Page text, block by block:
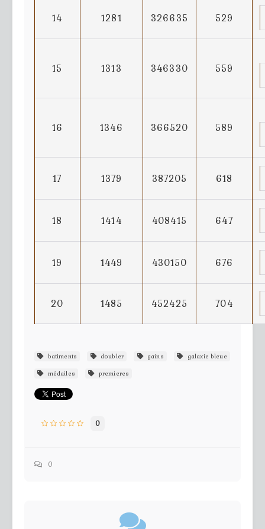
14 1281 326635 529
15 1313 346330 559
16 1346 366520 589
17 1379 387205 618
18 1414 408415 647
19 1449 430150 676
20 1485 452425 704
batiments doubler gains
galaxie bleue
médailes
premieres
0
0